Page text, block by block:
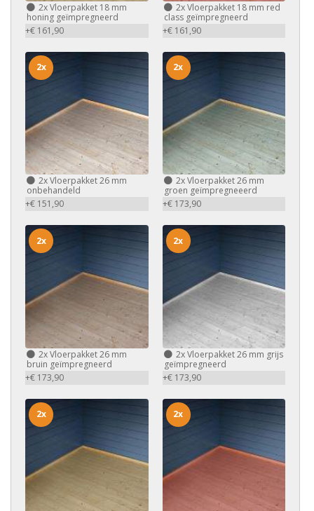
2xVloerpakket 18 mm
honing geïmpregneerd
+€ 161,90
2xVloerpakket 18 mm red
class geïmpregneerd
+€ 161,90
2xVloerpakket 26 mm
onbehandeld
+€ 151,90
2x
2xVloerpakket 26 mm
groen geïmpregneeerd
+€ 173,90
2x
2xVloerpakket 26 mm
bruin geïmpregneerd
+€ 173,90
2x
2xVloerpakket 26 mm grijs
geïmpregneerd
+€ 173,90
2x
2x 2x